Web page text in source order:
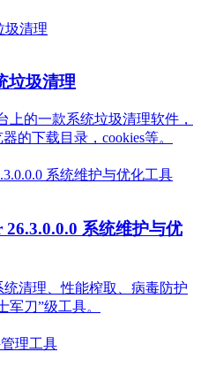
垃圾清理
上的一款系统垃圾清理软件，
的下载目录，cookies等。
26.3.0.0.0 系统维护与优
统清理、性能榨取、病毒防护
军刀”级工具。